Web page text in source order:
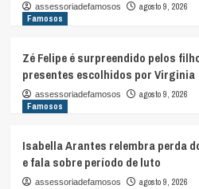
assessoriadefamosos
agosto 9, 2026
Famosos
Zé Felipe é surpreendido pelos
presentes escolhidos por Virginia
assessoriadefamosos
agosto 9, 2026
Famosos
Isabella Arantes relembra perda
e fala sobre período de luto
assessoriadefamosos agosto 9, 2026